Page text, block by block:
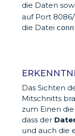
die Daten
auf Port
die Datei
Das Sichten
Mitschnitts
zum Einen
dass der
und auch die